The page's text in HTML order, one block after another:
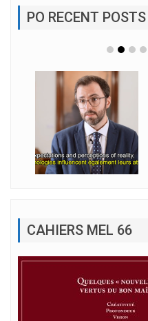
PO RECENT POSTS
CAHIERS MEL 66